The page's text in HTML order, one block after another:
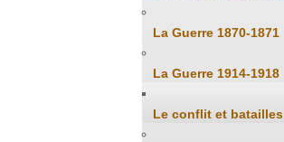
La Guerre 1870-1871
La Guerre 1914-1918
Le conflit et batailles